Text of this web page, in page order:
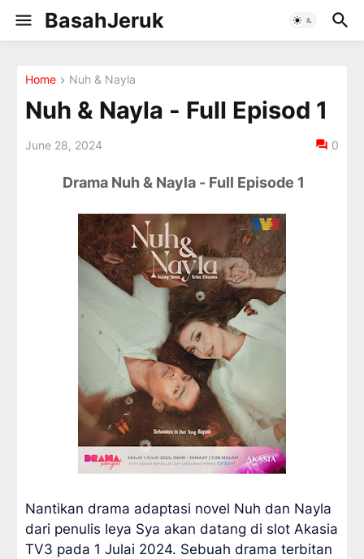
BasahJeruk
Home Nuh & Nayla
Nuh & Nayla - Full Episod 1
June 28, 2024 0
Drama Nuh & Nayla - Full Episode 1
Nantikan drama adaptasi novel Nuh dan Nayla
dari penulis Ieya Sya akan datang di slot Akasia
TV3 pada 1 Julai 2024. Sebuah drama terbitan